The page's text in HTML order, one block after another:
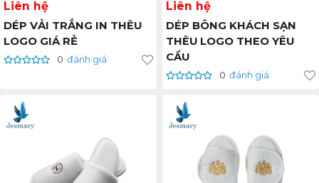
Liên hệ
DÉP VẢI TRẮNG IN THÊU
LOGO GIÁ RẺ
0 đánh giá
Liên hệ
DÉP BÔNG KHÁCH SẠN
THÊU LOGO THEO YÊU
CẦU
0 đánh giá